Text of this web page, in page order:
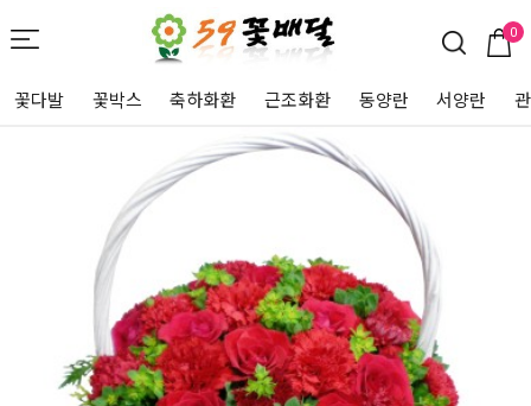
0
꽃다발 꽃박스 축하화환 근조화환 동양란 서양란